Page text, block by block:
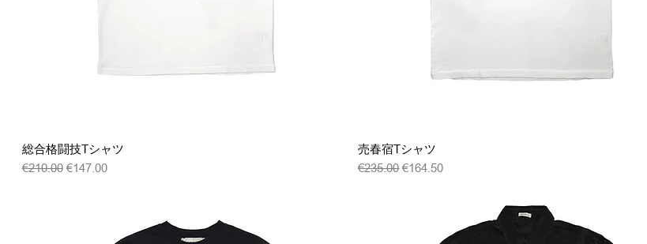
総合格闘技Tシャツ
通常価格
€210.00 セール価格
€147.00
売春宿Tシャツ
通常価格
€235.00 セール価格
€164.50